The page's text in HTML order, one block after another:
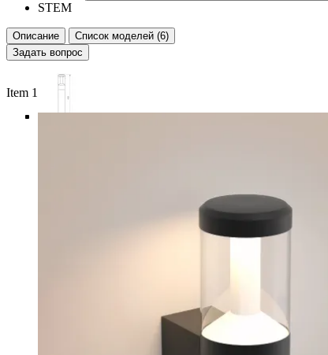
STEM
Описание
Список моделей (6)
Задать вопрос
Item 1 of 6